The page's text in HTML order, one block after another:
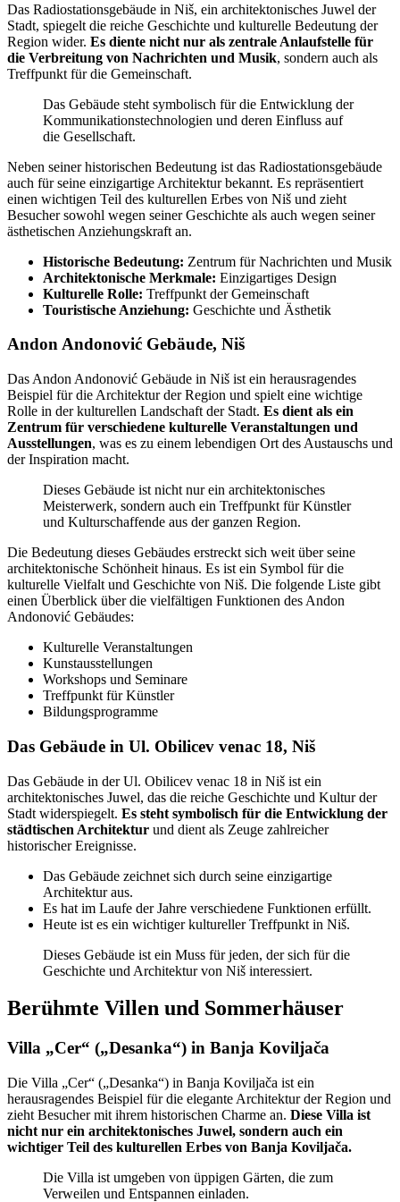
Das Radiostationsgebäude in Niš, ein architektonisches Juwel der
Stadt, spiegelt die reiche Geschichte und kulturelle Bedeutung der
Region wider. Es diente nicht nur als zentrale Anlaufstelle für
die Verbreitung von Nachrichten und Musik, sondern auch als
Treffpunkt für die Gemeinschaft.
Das Gebäude steht symbolisch für die Entwicklung der
Kommunikationstechnologien und deren Einfluss auf
die Gesellschaft.
Neben seiner historischen Bedeutung ist das Radiostationsgebäude
auch für seine einzigartige Architektur bekannt. Es repräsentiert
einen wichtigen Teil des kulturellen Erbes von Niš und zieht
Besucher sowohl wegen seiner Geschichte als auch wegen seiner
ästhetischen Anziehungskraft an.
Historische Bedeutung: Zentrum für Nachrichten und Musik
Architektonische Merkmale: Einzigartiges Design
Kulturelle Rolle: Treffpunkt der Gemeinschaft
Touristische Anziehung: Geschichte und Ästhetik
Andon Andonović Gebäude, Niš
Das Andon Andonović Gebäude in Niš ist ein herausragendes
Beispiel für die Architektur der Region und spielt eine wichtige
Rolle in der kulturellen Landschaft der Stadt. Es dient als ein
Zentrum für verschiedene kulturelle Veranstaltungen und
Ausstellungen, was es zu einem lebendigen Ort des Austauschs und
der Inspiration macht.
Dieses Gebäude ist nicht nur ein architektonisches
Meisterwerk, sondern auch ein Treffpunkt für Künstler
und Kulturschaffende aus der ganzen Region.
Die Bedeutung dieses Gebäudes erstreckt sich weit über seine
architektonische Schönheit hinaus. Es ist ein Symbol für die
kulturelle Vielfalt und Geschichte von Niš. Die folgende Liste gibt
einen Überblick über die vielfältigen Funktionen des Andon
Andonović Gebäudes:
Kulturelle Veranstaltungen
Kunstausstellungen
Workshops und Seminare
Treffpunkt für Künstler
Bildungsprogramme
Das Gebäude in Ul. Obilicev venac 18, Niš
Das Gebäude in der Ul. Obilicev venac 18 in Niš ist ein
architektonisches Juwel, das die reiche Geschichte und Kultur der
Stadt widerspiegelt. Es steht symbolisch für die Entwicklung der
städtischen Architektur und dient als Zeuge zahlreicher
historischer Ereignisse.
Das Gebäude zeichnet sich durch seine einzigartige
Architektur aus.
Es hat im Laufe der Jahre verschiedene Funktionen erfüllt.
Heute ist es ein wichtiger kultureller Treffpunkt in Niš.
Dieses Gebäude ist ein Muss für jeden, der sich für die
Geschichte und Architektur von Niš interessiert.
Berühmte Villen und Sommerhäuser
Villa „Cer“ („Desanka“) in Banja Koviljača
Die Villa „Cer“ („Desanka“) in Banja Koviljača ist ein
herausragendes Beispiel für die elegante Architektur der Region und
zieht Besucher mit ihrem historischen Charme an. Diese Villa ist
nicht nur ein architektonisches Juwel, sondern auch ein
wichtiger Teil des kulturellen Erbes von Banja Koviljača.
Die Villa ist umgeben von üppigen Gärten, die zum
Verweilen und Entspannen einladen.